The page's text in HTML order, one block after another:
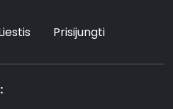
Prisijungti